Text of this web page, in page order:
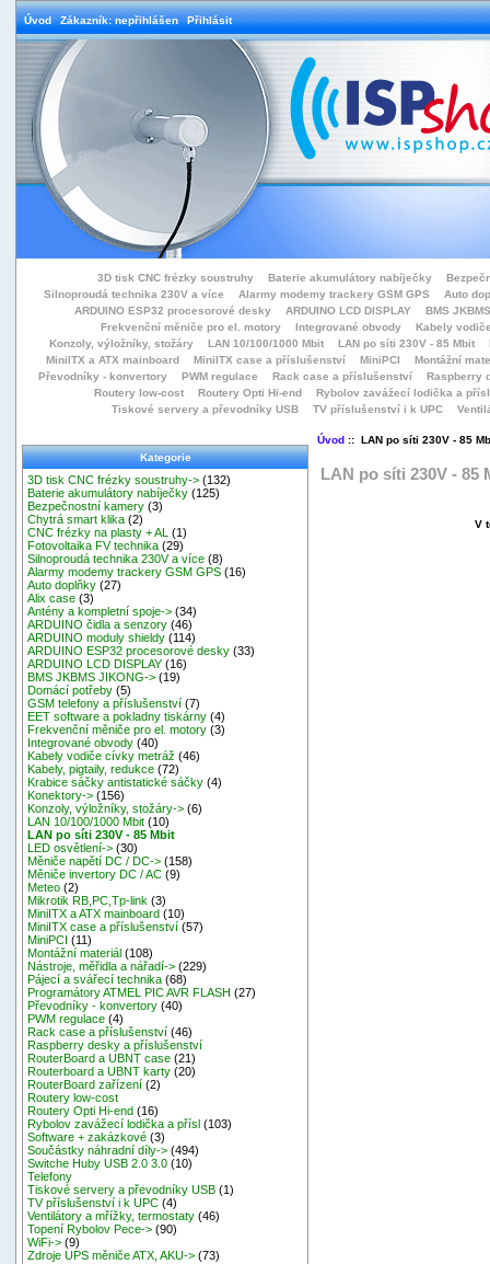
Úvod Zákazník: nepřihlášen Přihlásit
3D tisk CNC frézky soustruhy Baterie akumulátory nabíječky
Silnoproudá technika 230V a více
Alarmy modemy trackery GSM GPS
Auto
ARDUINO ESP32 procesorové desky
ARDUINO LCD DISPLAY
BMS
Frekvenční měniče pro el. motory
Integrované obvody
Kabely
Konzoly, výložníky, stožáry
LAN 10/100/1000 Mbit LAN po síti 230V - 85 Mbit
MiniITX a ATX mainboard
MiniITX case a příslušenství MiniPCI
Montážní
Převodníky - konvertory
PWM regulace Rack case a příslušenství
Raspberry
Routery low-cost
Routery Opti Hi-end
Rybolov zavážecí lodička a přísl
Tiskové servery a převodníky USB
TV příslušenství i k UPC
Kategorie
3D tisk CNC frézky soustruhy-> (132)
Baterie akumulátory nabíječky (125)
Bezpečnostní kamery (3)
Chytrá smart klika (2)
CNC frézky na plasty + AL
(1)
Fotovoltaika FV technika (29)
Silnoproudá technika 230V a více (8)
Alarmy modemy trackery GSM GPS (16)
Auto doplňky (27)
Alix case (3)
Antény a kompletní spoje-> (34)
ARDUINO čidla a senzory (46)
ARDUINO moduly shieldy (114)
ARDUINO ESP32 procesorové desky (33)
ARDUINO LCD DISPLAY (16)
BMS JKBMS JIKONG-> (19)
Domácí potřeby (5)
GSM telefony a příslušenství (7)
EET software a pokladny tiskárny (4)
Frekvenční měniče pro el. motory (3)
Integrované obvody (40)
Kabely vodiče cívky metráž (46)
Kabely, pigtaily, redukce (72)
Krabice sáčky antistatické sáčky (4)
Konektory-> (156)
Konzoly, výložníky, stožáry-> (6)
LAN 10/100/1000 Mbit (10)
LAN po síti 230V - 85 Mbit
LED osvětlení-> (30)
Měniče napětí DC / DC-> (158)
Měniče invertory DC / AC (9)
Meteo (2)
Mikrotik RB,PC,Tp-link (3)
MiniITX a ATX mainboard (10)
MiniITX case a příslušenství (57)
MiniPCI (11)
Montážní materiál (108)
Nástroje, měřidla a nářadí-> (229)
Pájecí a svářecí technika (68)
Programátory ATMEL PIC AVR FLASH (27)
Převodníky - konvertory (40)
PWM regulace (4)
Rack case a příslušenství (46)
Raspberry desky a příslušenství
RouterBoard a UBNT case (21)
Routerboard a UBNT karty (20)
RouterBoard zařízení (2)
Routery low-cost
Routery Opti Hi-end (16)
Rybolov zavážecí lodička a přísl (103)
Software + zakázkové (3)
Součástky náhradní díly-> (494)
Switche Huby USB 2.0 3.0 (10)
Telefony
Tiskové servery a převodníky USB (1)
TV příslušenství i k UPC (4)
Ventilátory a mřížky, termostaty (46)
Topení Rybolov Pece-> (90)
WiFi-> (9)
Zdroje UPS měniče ATX, AKU-> (73)
Úvod:: LAN po síti 230V - 85
LAN po síti 230V - 85
V